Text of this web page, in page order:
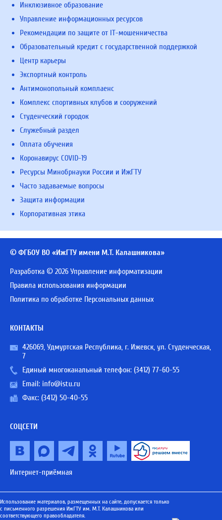
Инклюзивное образование
Управление информационных ресурсов
Рекомендации по защите от IT-мошенничества
Образовательный кредит с государственной поддержкой
Центр карьеры
Экспортный контроль
Антимонопольный комплаенс
Комплекс спортивных клубов и сооружений
Студенческий городок
Служебный раздел
Оплата обучения
Коронавирус COVID-19
Ресурсы Минобрнауки России и ИжГТУ
Часто задаваемые вопросы
Защита информации
Корпоративная этика
© ФГБОУ ВО «ИжГТУ имени М.Т. Калашникова»
Разработка © 2026 Управление информатизации
Правила использования информации
Политика по обработке Персональных данных
КОНТАКТЫ
426069, Удмуртская Республика, г. Ижевск, ул. Студенческая,
7
Единый многоканальный телефон: (3412) 77-60-55
Email: info@istu.ru
Факс: (3412) 50-40-55
СОЦСЕТИ
Интернет-приёмная
Использование материалов, размещенных на сайте, допускается только
с письменного разрешения ИжГТУ им. М.Т. Калашникова или
соответствующего правообладателя.